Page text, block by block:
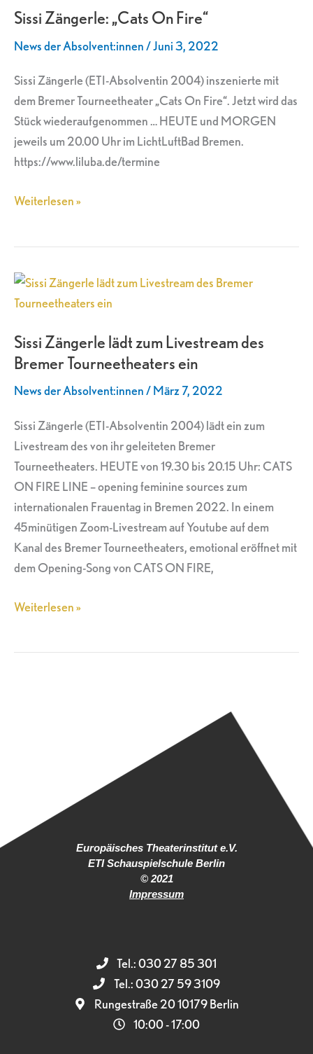
Sissi Zängerle: „Cats On Fire“
News der Absolvent:innen/Juni 3, 2022
Sissi Zängerle (ETI-Absolventin 2004) inszenierte mit
dem Bremer Tourneetheater „Cats On Fire“. Jetzt wird das
Stück wiederaufgenommen … HEUTE und MORGEN
jeweils um 20.00 Uhr im LichtLuftBad Bremen.
https://www.liluba.de/termine
„Cats
Weiterlesen »
Sissi Zängerle lädt zum Livestream des
Bremer Tourneetheaters ein
News der Absolvent:innen/März 7, 2022
Sissi Zängerle (ETI-Absolventin 2004) lädt ein zum
Livestream des von ihr geleiteten Bremer
Tourneetheaters. HEUTE von 19.30 bis 20.15 Uhr: CATS
ON FIRE LINE – opening feminine sources zum
internationalen Frauentag in Bremen 2022. In einem
45minütigen Zoom-Livestream auf Youtube auf dem
Kanal des Bremer Tourneetheaters, emotional eröffnet mit
dem Opening-Song von CATS ON FIRE,
Sissi
Zängerle
zum
Livestream
des
Tourneetheaters
ein
Weiterlesen »
Europäisches Theaterinstitut e.V.
ETI Schauspielschule Berlin
© 2021
Impressum
Tel.: 030 27 85 301
Tel.: 030 27 59 3109
Rungestraße 20 10179 Berlin
10:00 - 17:00